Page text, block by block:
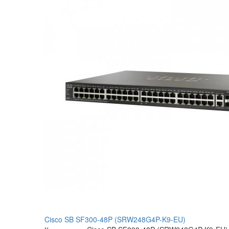
Cisco SB SF300-48P (SRW248G4P-K9-EU)